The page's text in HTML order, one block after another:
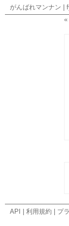
がんばれマンナン
«
API 利用規約 プ